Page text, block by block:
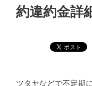
約違約金詳
ツタヤなどで不定期